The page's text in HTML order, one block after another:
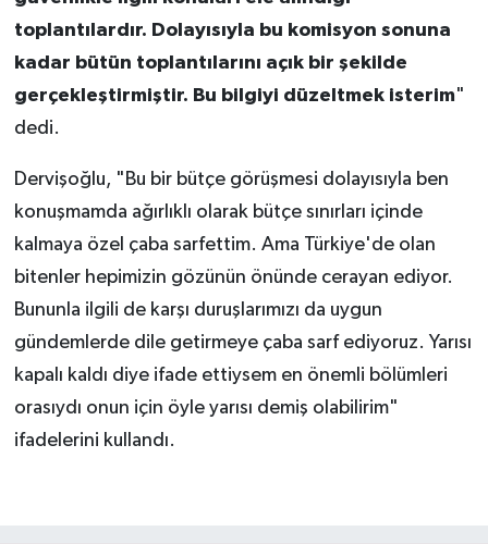
toplantılardır. Dolayısıyla bu komisyon sonuna
kadar bütün toplantılarını açık bir şekilde
gerçekleştirmiştir. Bu bilgiyi düzeltmek isterim"
dedi.
Dervişoğlu, "Bu bir bütçe görüşmesi dolayısıyla ben
konuşmamda ağırlıklı olarak bütçe sınırları içinde
kalmaya özel çaba sarfettim. Ama Türkiye'de olan
bitenler hepimizin gözünün önünde cerayan ediyor.
Bununla ilgili de karşı duruşlarımızı da uygun
gündemlerde dile getirmeye çaba sarf ediyoruz. Yarısı
kapalı kaldı diye ifade ettiysem en önemli bölümleri
orasıydı onun için öyle yarısı demiş olabilirim"
ifadelerini kullandı.